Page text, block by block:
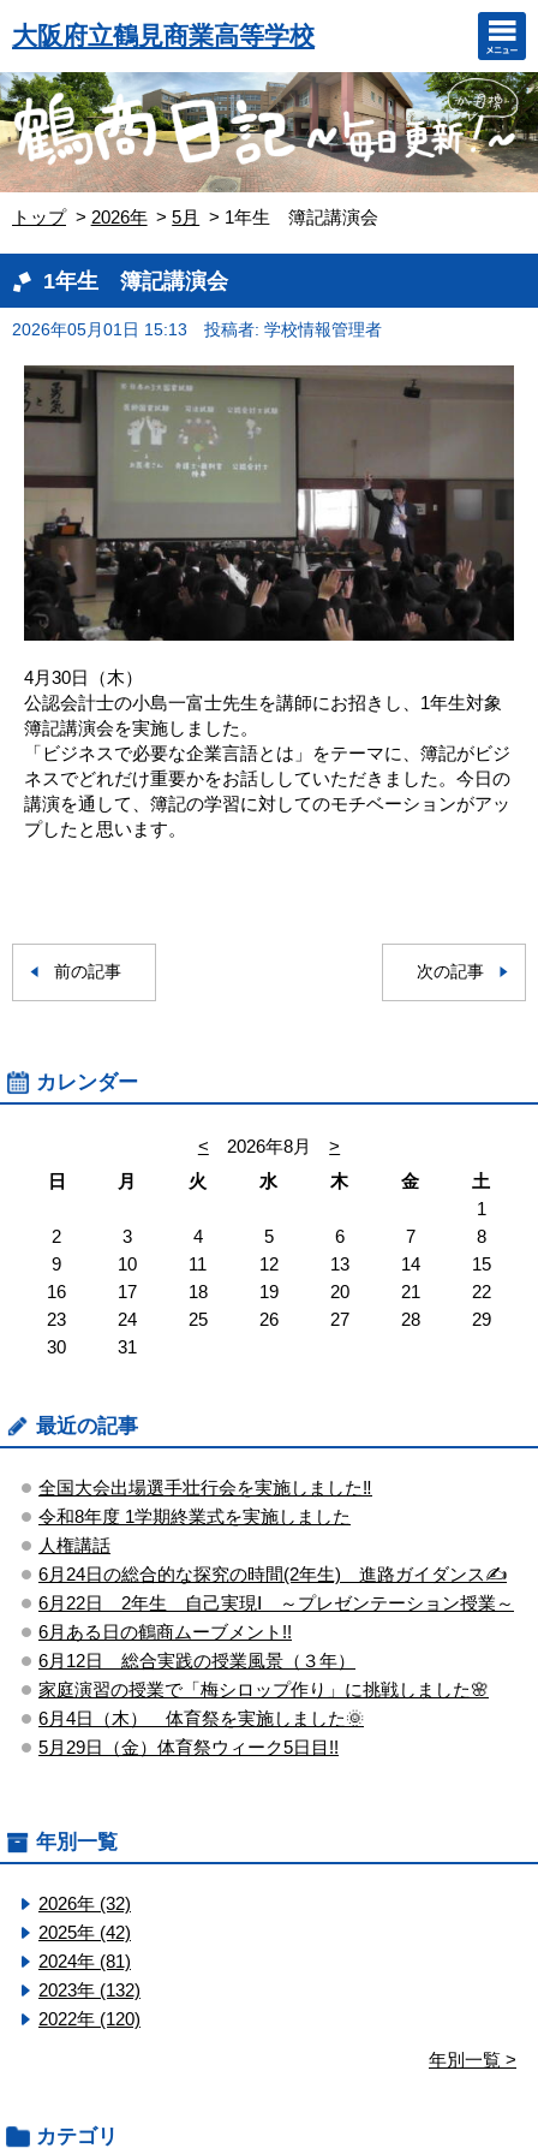
大阪府立鶴見商業高等学校
トップ 2026年 5月 1年生 簿記講演会
1年生 簿記講演会
2026年05月01日 15:13 投稿者: 学校情報管理者
4月30日（木）
公認会計士の小島一富士先生を講師にお招きし、1年生対象
簿記講演会を実施しました。
「ビジネスで必要な企業言語とは」をテーマに、簿記がビジ
ネスでどれだけ重要かをお話ししていただきました。今日の
講演を通して、簿記の学習に対してのモチベーションがアッ
プしたと思います。
前の記事 次の記事
カレンダー
< 2026年8月
>
日
月 火 水 木 金
土
1
2
3 4 5 6 7
8
9
10 11 12 13 14
15
16
17 18 19 20 21
22
23
24 25 26 27 28
29
30
31
最近の記事
全国大会出場選手壮行会を実施しました‼
令和8年度 1学期終業式を実施しました
人権講話
6月24日の総合的な探究の時間(2年生) 進路ガイダンス✍
6月22日 2年生 自己実現Ⅰ ～プレゼンテーション授業～
6月ある日の鶴商ムーブメント!!
6月12日 総合実践の授業風景（３年）
家庭演習の授業で「梅シロップ作り」に挑戦しました🌸
6月4日（木） 体育祭を実施しました🌞
5月29日（金）体育祭ウィーク5日目!!
年別一覧
2026年 (32)
2025年 (42)
2024年 (81)
2023年 (132)
2022年 (120)
年別一覧 >
カテゴリ